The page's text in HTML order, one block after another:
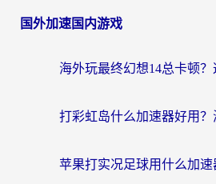
国外加速国内游戏